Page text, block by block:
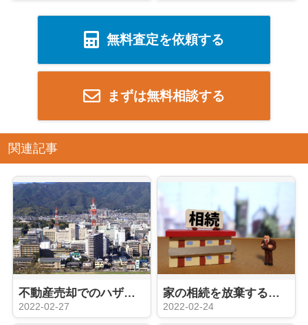
無料査定を依頼する
まずは無料相談する
関連記事
不動産売却でのハザードマップの影響はあるのか？直接的な影響はない
2022-02-27
家の相続を放棄するための費用はどのくらい必要？注意点はある？
2022-02-24